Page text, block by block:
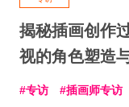
揭秘插画创作
视的角色塑造
专访 插画师专访